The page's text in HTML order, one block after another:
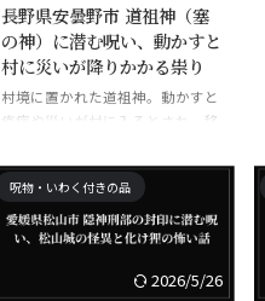
長野県安曇野市 道祖神（塞
の神）に潜む呪い、動かすと
村に災いが降りかかる祟り
村境に置かれた道祖神。動かすと
疫病や災いが村に入るとされ、移
呪物・いわく付きの品
2026/5/26